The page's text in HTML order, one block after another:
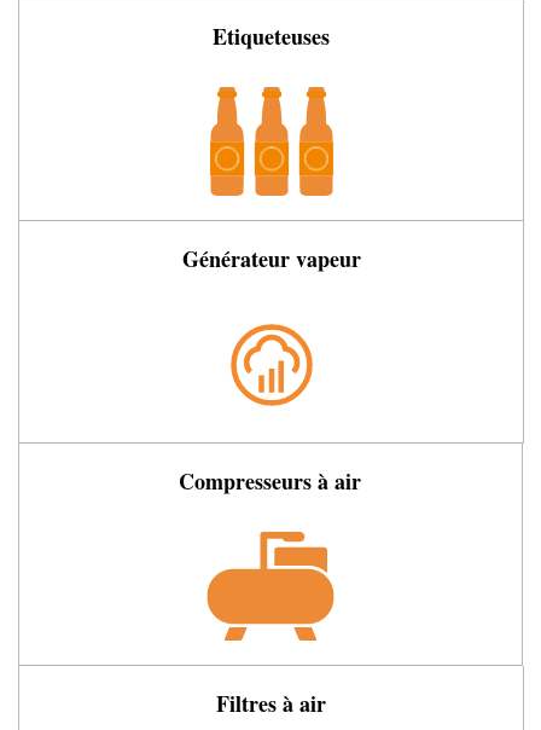
Etiqueteuses
Générateur vapeur
Compresseurs à air
Filtres à air